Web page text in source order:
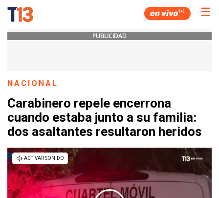
☰
PUBLICIDAD
NACIONAL
Carabinero repele encerrona
cuando estaba junto a su familia:
dos asaltantes resultaron heridos